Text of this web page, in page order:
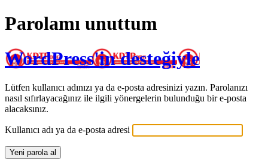
Parolamı unuttum
WordPress'in desteğiyle
Lütfen kullanıcı adınızı ya da e-posta adresinizi yazın. Parolanızı
nasıl sıfırlayacağınız ile ilgili yönergelerin bulunduğu bir e-posta
alacaksınız.
Kullanıcı adı ya da e-posta adresi